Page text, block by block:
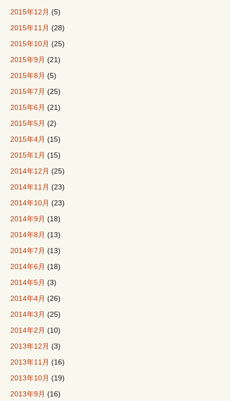
2015年12月 (5)
2015年11月 (28)
2015年10月 (25)
2015年9月 (21)
2015年8月 (5)
2015年7月 (25)
2015年6月 (21)
2015年5月 (2)
2015年4月 (15)
2015年1月 (15)
2014年12月 (25)
2014年11月 (23)
2014年10月 (23)
2014年9月 (18)
2014年8月 (13)
2014年7月 (13)
2014年6月 (18)
2014年5月 (3)
2014年4月 (26)
2014年3月 (25)
2014年2月 (10)
2013年12月 (3)
2013年11月 (16)
2013年10月 (19)
2013年9月 (16)